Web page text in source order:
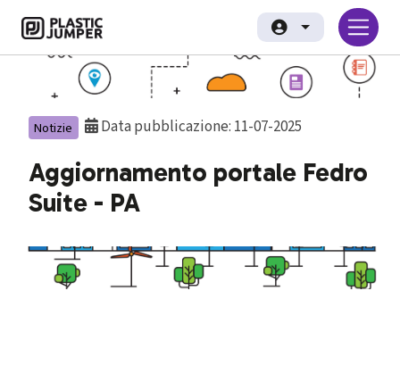
Plastic Jumper srl
Notizie Data pubblicazione: 11-07-2025
Aggiornamento portale Fedro
Suite - PA